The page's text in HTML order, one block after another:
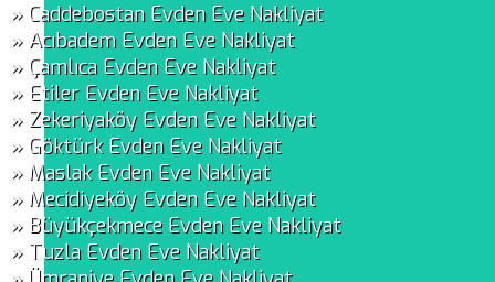
» Caddebostan Evden Eve Nakliyat
» Acıbadem Evden Eve Nakliyat
» Çamlıca Evden Eve Nakliyat
» Etiler Evden Eve Nakliyat
» Zekeriyaköy Evden Eve Nakliyat
» Göktürk Evden Eve Nakliyat
» Maslak Evden Eve Nakliyat
» Mecidiyeköy Evden Eve Nakliyat
» Büyükçekmece Evden Eve Nakliyat
» Tuzla Evden Eve Nakliyat